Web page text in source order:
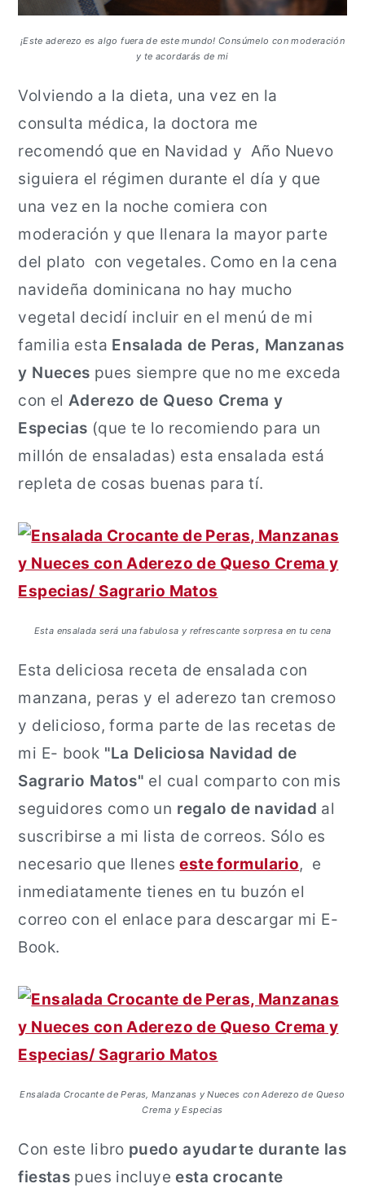
¡Este aderezo es algo fuera de este mundo! Consúmelo con moderación
y te acordarás de mi
Volviendo a la dieta, una vez en la
consulta médica, la doctora me
recomendó que en Navidad y Año Nuevo
siguiera el régimen durante el día y que
una vez en la noche comiera con
moderación y que llenara la mayor parte
del plato con vegetales. Como en la cena
navideña dominicana no hay mucho
vegetal decidí incluir en el menú de mi
familia esta Ensalada de Peras, Manzanas
y Nueces pues siempre que no me exceda
con elAderezo de Queso Crema y
Especias (que te lo recomiendo para un
millón de ensaladas) esta ensalada está
repleta de cosas buenas para tí.
Esta ensalada será una fabulosa y refrescante sorpresa en tu cena
Esta deliciosa receta de ensalada con
manzana, peras y el aderezo tan cremoso
y delicioso, forma parte de las recetas de
mi E- book "La Deliciosa Navidad de
Sagrario Matos" el cual comparto con mis
seguidores como un regalo de navidad al
suscribirse a mi lista de correos. Sólo es
necesario que lleneseste formulario, e
inmediatamente tienes en tu buzón el
correo con el enlace para descargar mi E-
Book.
Ensalada Crocante de Peras, Manzanas y Nueces con Aderezo de Queso
Crema y Especias
Con este libro puedo ayudarte durante las
fiestas pues incluyeesta crocante